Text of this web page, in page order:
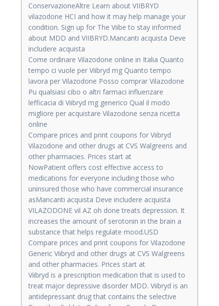
ConservazioneAltre Learn about VIIBRYD
vilazodone HCI and how it may help manage your
condition. Sign up for The Viibe to stay informed
about MDD and VIIBRYD.Mancanti acquista Deve
includere acquista
Come ordinare Vilazodone online in Italia Quanto
tempo ci vuole per Viibryd mg Quanto tempo
lavora per Vilazodone Posso comprar Vilazodone
Pu qualsiasi cibo o altri farmaci influenzare
lefficacia di Viibryd mg generico Qual il modo
migliore per acquistare Vilazodone senza ricetta
online
Compare prices and print coupons for Viibryd
Vilazodone and other drugs at CVS Walgreens and
other pharmacies. Prices start at
NowPatient offers cost effective access to
medications for everyone including those who
uninsured those who have commercial insurance
asMancanti acquista Deve includere acquista
VILAZODONE vil AZ oh done treats depression. It
increases the amount of serotonin in the brain a
substance that helps regulate mood.USD
Compare prices and print coupons for Vilazodone
Generic Viibryd and other drugs at CVS Walgreens
and other pharmacies. Prices start at
Viibryd is a prescription medication that is used to
treat major depressive disorder MDD. Viibryd is an
antidepressant drug that contains the selective